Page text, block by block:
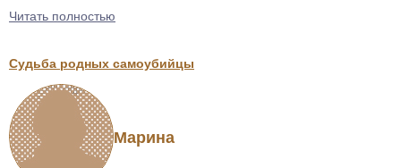
Читать полностью
Судьба родных самоубийцы
Марина